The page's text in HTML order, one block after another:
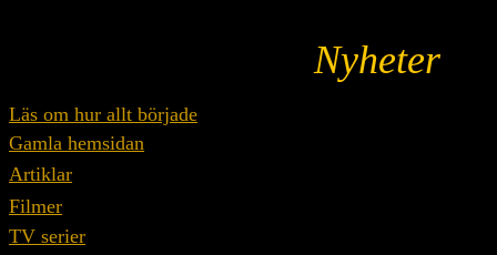
Nyheter
Läs om hur allt började
Gamla hemsidan
Artiklar
Filmer
TV serier